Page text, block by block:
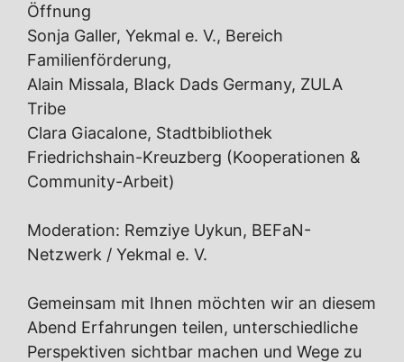
Öffnung
Sonja Galler, Yekmal e. V., Bereich
Familienförderung,
Alain Missala, Black Dads Germany, ZULA
Tribe
Clara Giacalone, Stadtbibliothek
Friedrichshain-Kreuzberg (Kooperationen &
Community-Arbeit)
Moderation: Remziye Uykun, BEFaN-
Netzwerk / Yekmal e. V.
Gemeinsam mit Ihnen möchten wir an diesem
Abend Erfahrungen teilen, unterschiedliche
Perspektiven sichtbar machen und Wege zu